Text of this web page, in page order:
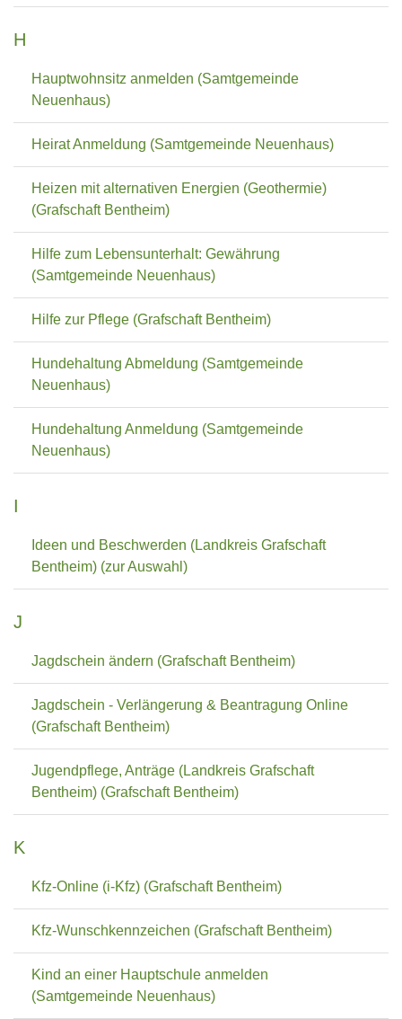
H
Hauptwohnsitz anmelden (Samtgemeinde
Neuenhaus)
Heirat Anmeldung (Samtgemeinde Neuenhaus)
Heizen mit alternativen Energien (Geothermie)
(Grafschaft Bentheim)
Hilfe zum Lebensunterhalt: Gewährung
(Samtgemeinde Neuenhaus)
Hilfe zur Pflege (Grafschaft Bentheim)
Hundehaltung Abmeldung (Samtgemeinde
Neuenhaus)
Hundehaltung Anmeldung (Samtgemeinde
Neuenhaus)
I
Ideen und Beschwerden (Landkreis Grafschaft
Bentheim) (zur Auswahl)
J
Jagdschein ändern (Grafschaft Bentheim)
Jagdschein - Verlängerung & Beantragung Online
(Grafschaft Bentheim)
Jugendpflege, Anträge (Landkreis Grafschaft
Bentheim) (Grafschaft Bentheim)
K
Kfz-Online (i-Kfz) (Grafschaft Bentheim)
Kfz-Wunschkennzeichen (Grafschaft Bentheim)
Kind an einer Hauptschule anmelden
(Samtgemeinde Neuenhaus)